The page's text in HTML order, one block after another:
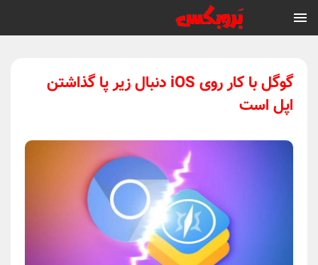
گوگل با کار روی iOS دنبال زیر پا گذاشتن
اپل است